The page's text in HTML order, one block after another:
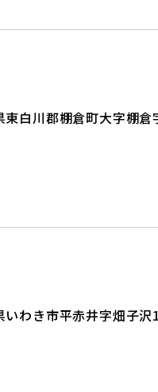
東白川郡棚倉町大字棚
いわき市平赤井字畑子沢